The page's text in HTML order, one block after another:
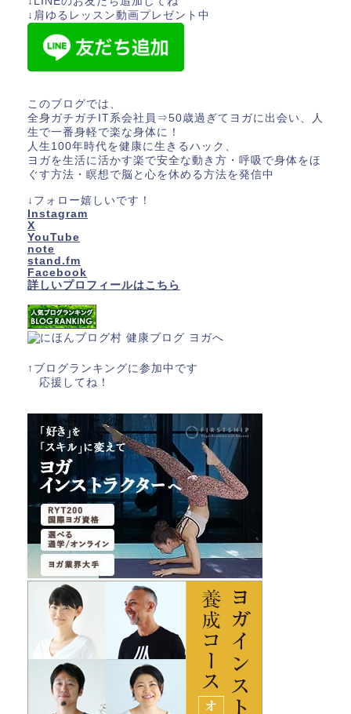
↓肩ゆるレッスン動画プレゼント中
このブログでは、
全身ガチガチIT系会社員⇒50歳過ぎてヨガに出会い、人
生で一番身軽で楽な身体に！
人生100年時代を健康に生きるハック、
ヨガを生活に活かす楽で安全な動き方・呼吸で身体をほ
ぐす方法・瞑想で脳と心を休める方法を発信中
↓フォロー嬉しいです！
Instagram
X
YouTube
note
stand.fm
Facebook
詳しいプロフィールはこちら
↑ブログランキングに参加中です
応援してね！